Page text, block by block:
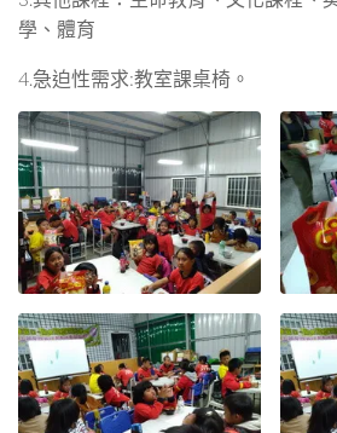
學、體育
4.急迫性需求:教室課桌椅。